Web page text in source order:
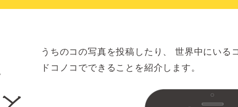
うちのコの写真を投稿したり、
世界中にいる
ドコノコでできることを紹介します。